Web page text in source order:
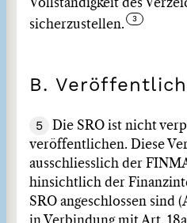
Vollständigkeit des
sicherzustellen.
B.
5
Die SRO ist nicht
veröffentlichen. Diese
ausschliesslich der
hinsichtlich der
SRO angeschlossen sind